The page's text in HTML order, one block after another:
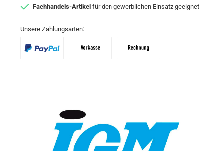
Fachhandels-Artikel für den gewerblichen Einsatz geeignet
Unsere Zahlungsarten: